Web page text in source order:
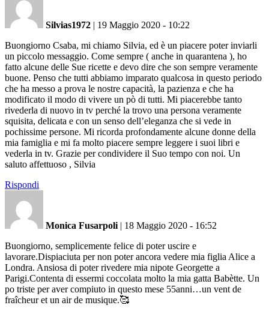
Silvias1972 | 19 Maggio 2020 - 10:22
Buongiorno Csaba, mi chiamo Silvia, ed è un piacere poter inviarli
un piccolo messaggio. Come sempre ( anche in quarantena ), ho
fatto alcune delle Sue ricette e devo dire che son sempre veramente
buone. Penso che tutti abbiamo imparato qualcosa in questo periodo
che ha messo a prova le nostre capacità, la pazienza e che ha
modificato il modo di vivere un pò di tutti. Mi piacerebbe tanto
rivederla di nuovo in tv perché la trovo una persona veramente
squisita, delicata e con un senso dell’eleganza che si vede in
pochissime persone. Mi ricorda profondamente alcune donne della
mia famiglia e mi fa molto piacere sempre leggere i suoi libri e
vederla in tv. Grazie per condividere il Suo tempo con noi. Un
saluto affettuoso , Silvia
Rispondi
Monica Fusarpoli | 18 Maggio 2020 - 16:52
Buongiorno, semplicemente felice di poter uscire e
lavorare.Dispiaciuta per non poter ancora vedere mia figlia Alice a
Londra. Ansiosa di poter rivedere mia nipote Georgette a
Parigi.Contenta di essermi coccolata molto la mia gatta Babètte. Un
po triste per aver compiuto in questo mese 55anni…un vent de
fraîcheur et un air de musique.🥰